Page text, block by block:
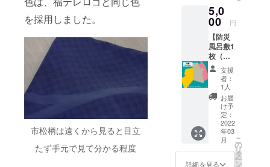
を採用しました。
市松柄は遠くから見ると目立
たず手元で見て分かる程度
・備考
欄にて
斎藤さ
んへの
質問を
募集し
ます。
いただ
いた質
問は
zoomの
講座で
斎藤さ
んがお
答えし
能性が
ござい
ます
生地の
防災風
呂敷1枚
を3月以
降にお
届けし
ます。
・サイ
ズ：
125×12
5(cm)
・内
容：風
呂敷1
枚 取
扱説明
書 ・素
5,0
00 円
【防災
風呂敷1
枚（福
島県
柄 平
織）】
超撥水
生地の
防災風
呂敷1枚
を3月以
降にお
届けし
ます。
支援
者：
1人
お届
け予
定：
2022
年03
月
詳細を見る
こ
の
リ
タ
ー
ン